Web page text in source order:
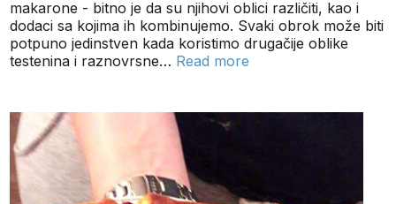
makarone - bitno je da su njihovi oblici različiti, kao i
dodaci sa kojima ih kombinujemo. Svaki obrok može biti
potpuno jedinstven kada koristimo drugačije oblike
testenina i raznovrsne… Read more